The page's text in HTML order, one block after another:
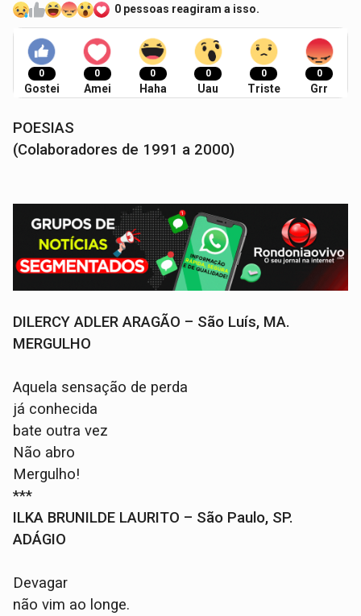
0 pessoas reagiram a isso.
0
Gostei
0
Amei
0
Haha
0
Uau
0
Triste
0
Grr
POESIAS
(Colaboradores de 1991 a 2000)
DILERCY ADLER ARAGÃO – São Luís, MA.
MERGULHO
Aquela sensação de perda
já conhecida
bate outra vez
Não abro
Mergulho!
***
ILKA BRUNILDE LAURITO – São Paulo, SP.
ADÁGIO
Devagar
não vim ao longe.